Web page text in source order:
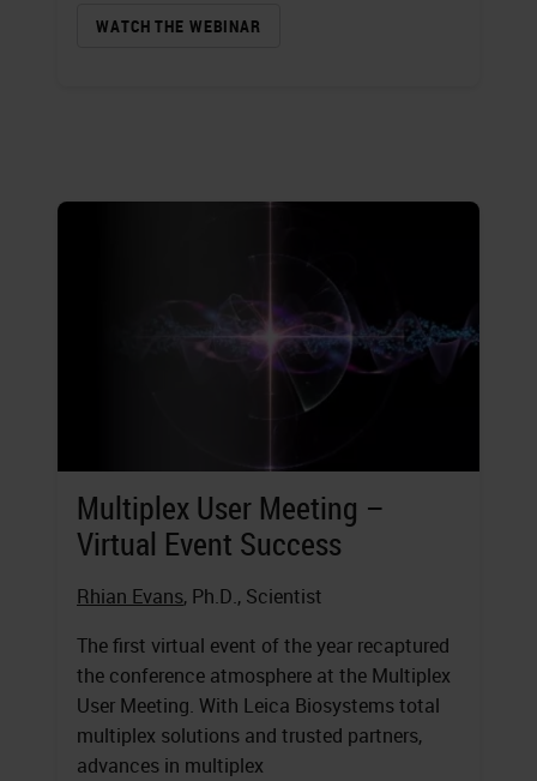
WATCH THE WEBINAR
Multiplex User Meeting –
Virtual Event Success
Rhian Evans, Ph.D., Scientist
The first virtual event of the year recaptured
the conference atmosphere at the Multiplex
User Meeting. With Leica Biosystems total
multiplex solutions and trusted partners,
advances in multiplex